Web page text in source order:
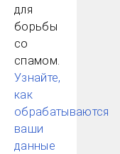
для
борьбы
со
спамом.
Узнайте,
как
обрабатываются
ваши
данные